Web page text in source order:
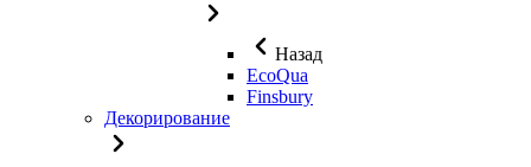
Назад
EcoQua
Finsbury
Декорирование